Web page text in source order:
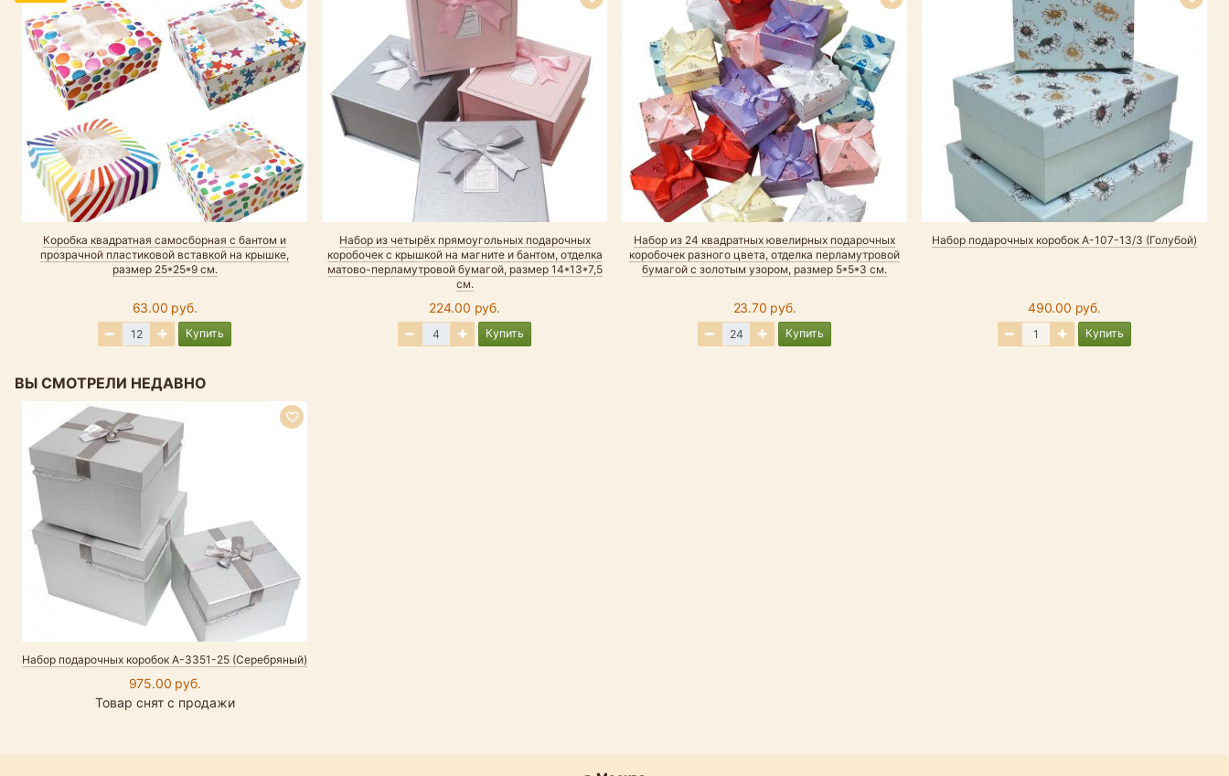
Коробка квадратная самосборная с бантом и
прозрачной пластиковой вставкой на крышке,
размер 25*25*9 см.
63.00 руб.
Купить
Набор из четырёх прямоугольных подарочных
коробочек с крышкой на магните и бантом, отделка
матово-перламутровой бумагой, размер 14*13*7,5
см.
224.00 руб.
Купить
Набор из 24 квадратных ювелирных подарочных
коробочек разного цвета, отделка перламутровой
бумагой с золотым узором, размер 5*5*3 см.
23.70 руб.
Купить
Набор подарочных коробок А-107-13/3 (Голубой)
490.00 руб.
Купить
ВЫ СМОТРЕЛИ НЕДАВНО
Набор подарочных коробок А-3351-25 (Серебряный)
975.00 руб.
Товар снят с продажи